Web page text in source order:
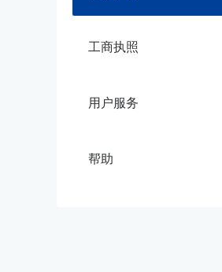
工商执照
用户服务
帮助